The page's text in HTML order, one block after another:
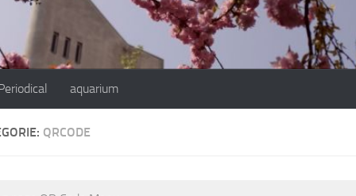
aquarium
QRCODE